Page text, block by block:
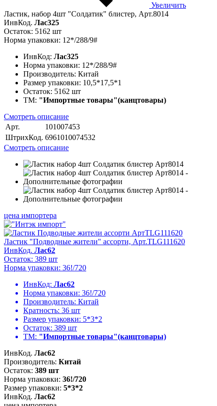
Увеличить
Ластик, набор 4шт "Солдатик" блистер, Арт.8014
ИнвКод. Лас325
Остаток: 5162 шт
Норма упаковки: 12*/288/9#
ИнвКод: Лас325
Норма упаковки: 12*/288/9#
Производитель: Китай
Размер упаковки: 10,5*17,5*1
Остаток: 5162 шт
ТМ: "Импортные товары"(канцтовары)
Смотреть описание
Арт.
101007453
ШтрихКод. 6961010074532
Смотреть описание
цена импортера
Ластик "Подводные жители" ассорти, Арт.TLG111620
ИнвКод. Лас62
Остаток: 389 шт
Норма упаковки: 36!/720
ИнвКод: Лас62
Норма упаковки: 36!/720
Производитель: Китай
Кратность: 36 шт
Размер упаковки: 5*3*2
Остаток: 389 шт
ТМ: "Импортные товары"(канцтовары)
ИнвКод. Лас62
Производитель: Китай
Остаток: 389 шт
Норма упаковки: 36!/720
Размер упаковки: 5*3*2
ИнвКод. Лас62